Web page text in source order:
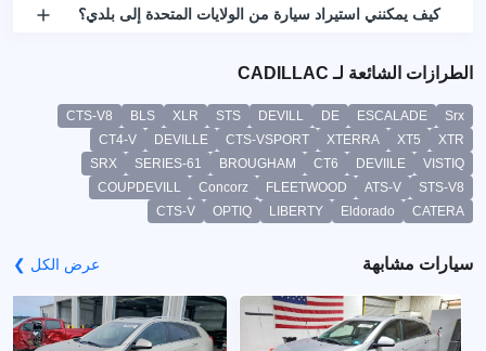
كيف يمكنني استيراد سيارة من الولايات المتحدة إلى بلدي؟
الطرازات الشائعة لـ CADILLAC
Srx
ESCALADE
DE
DEVILL
STS
XLR
BLS
CTS-V8
XTR
XT5
XTERRA
CTS-VSPORT
DEVILLE
CT4-V
VISTIQ
DEVIILE
CT6
BROUGHAM
SERIES-61
SRX
STS-V8
ATS-V
FLEETWOOD
Concorz
COUPDEVILL
CATERA
Eldorado
LIBERTY
OPTIQ
CTS-V
سيارات مشابهة عرض الكل ❯